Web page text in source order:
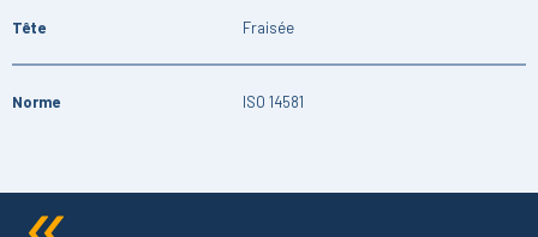
Tête Fraisée
Norme ISO 14581